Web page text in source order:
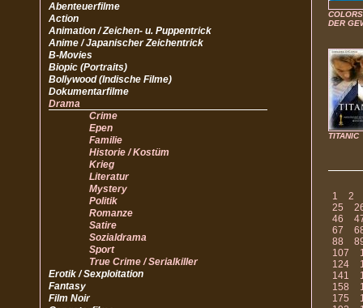
Abenteuerfilme
Action
Animation / Zeichen- u. Puppentrick
Anime / Japanischer Zeichentrick
B-Movies
Biopic (Portraits)
Bollywood (Indische Filme)
Dokumentarfilme
Drama
Crime
Epen
Familie
Historie / Kostüm
Krieg
Literatur
Mystery
Politik
Romanze
Satire
Sozialdrama
Sport
True Crime / Serialkiller
Erotik / Sexploitation
Fantasy
Film Noir
DER
TITANIC
1
2
25
46
67
88
107
124
141
158
175